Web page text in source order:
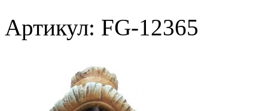
Артикул: FG-12365